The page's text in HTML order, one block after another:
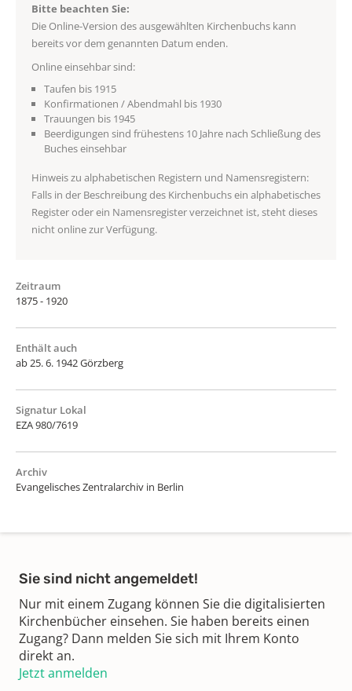
Bitte beachten Sie:
Die Online-Version des ausgewählten Kirchenbuchs kann
bereits vor dem genannten Datum enden.
Online einsehbar sind:
Taufen bis 1915
Konfirmationen / Abendmahl bis 1930
Trauungen bis 1945
Beerdigungen sind frühestens 10 Jahre nach Schließung des
Buches einsehbar
Hinweis zu alphabetischen Registern und Namensregistern:
Falls in der Beschreibung des Kirchenbuchs ein alphabetisches
Register oder ein Namensregister verzeichnet ist, steht dieses
nicht online zur Verfügung.
Zeitraum
1875 - 1920
Enthält auch
ab 25. 6. 1942 Görzberg
Signatur Lokal
EZA 980/7619
Archiv
Evangelisches Zentralarchiv in Berlin
Sie sind nicht angemeldet!
Nur mit einem Zugang können Sie die digitalisierten
Kirchenbücher einsehen. Sie haben bereits einen
Zugang? Dann melden Sie sich mit Ihrem Konto
direkt an.
Jetzt anmelden